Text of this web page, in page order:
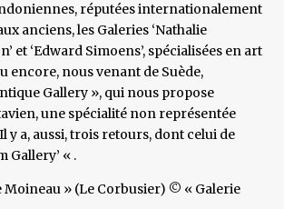
réputées internationalement
anciens, les Galeries ‘Nathalie
et ‘Edward Simoens’, spécialisées en art
encore, nous venant de Suède,
Gallery », qui nous propose
une spécialité non représentée
y a, aussi, trois retours, dont celui de
Gallery’ « .
Moineau » (Le Corbusier) © « Galerie